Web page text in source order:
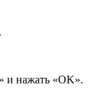
и нажать «OK».